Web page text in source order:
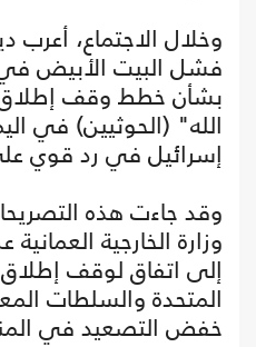
وخلال الاجتماع، أعرب
فشل البيت الأبيض
بشأن خطط وقف إطلاق
الله" (الحوثيين) في
إسرائيل في رد قوي
وقد جاءت هذه
وزارة الخارجية
إلى اتفاق لوقف إطلاق
المتحدة والسلطات
خفض التصعيد في